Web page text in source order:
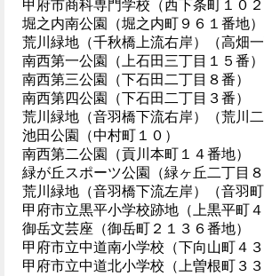
甲府市商科専門学校（西下条町１０２
堀之内南公園（堀之内町９６１番地）
荒川緑地（千秋橋上流右岸）（高畑一
南西第一公園（上石田三丁目１５番）
南西第三公園（下石田二丁目８番）
南西第四公園（下石田二丁目３番）
荒川緑地（音羽橋下流右岸）（荒川二
池田公園（中村町１０）
南西第二公園（貢川本町１４番地）
緑が丘スポーツ公園（緑ヶ丘二丁目８
荒川緑地（音羽橋下流左岸）（音羽町
甲府市立黒平小学校跡地（上黒平町４
御岳文芸座（御岳町２１３６番地）
甲府市立中道南小学校（下向山町４３
甲府市立中道北小学校（上曽根町３３